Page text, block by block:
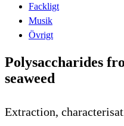
Fackligt
Musik
Övrigt
Polysaccharides
seaweed
Extraction,